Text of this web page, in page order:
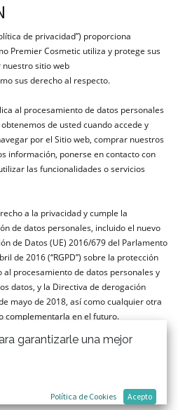
de privacidad”) proporciona
Premier Cosmetic utiliza y protege sus
sitio web
sus derecho al respecto.
al procesamiento de datos personales
de usted cuando accede y
por el Sitio web, comprar nuestros
información, ponerse en contacto con
las funcionalidades o servicios
a la privacidad y cumple la
de datos personales, incluido el nuevo
de Datos (UE) 2016/679 del Parlamento
de 2016 (“RGPD”) sobre la protección
procesamiento de datos personales y
datos, y la Directiva de derogación
mayo de 2018, así como cualquier otra
complementarla en el futuro.
nuestra Política de privacidad
cómo se utilizan sus datos personales
garantizarle una mejor
Política de Cookies Acepto